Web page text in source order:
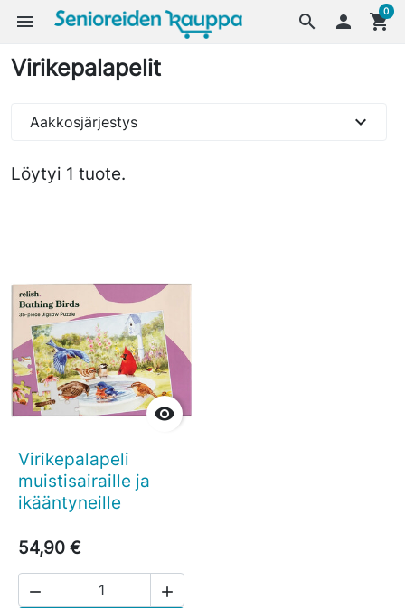
search
menu  shopping_cart
0
Virikepalapelit
Löytyi 1 tuote.
Aakkosjärjestys expand_more

Virikepalapeli
muistisairaille ja
ikääntyneille
54,90 €
 